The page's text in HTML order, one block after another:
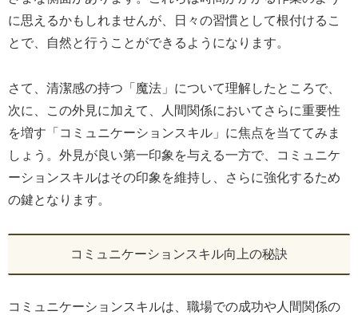
に思えるかもしれませんが、日々の習慣として根付けるこ
とで、自然と行うことができるようになります。
さて、清潔感の持つ「魔法」について理解したところで、
次に、この外見に加えて、人間関係においてさらに重要性
を増す「コミュニケーションスキル」に焦点を当ててみま
しょう。外見が良い第一印象を与える一方で、コミュニケ
ーションスキルはその印象を維持し、さらに強化するため
の鍵となります。
コミュニケーションスキル向上の秘訣
コミュニケーションスキルは、職場での成功や人間関係の